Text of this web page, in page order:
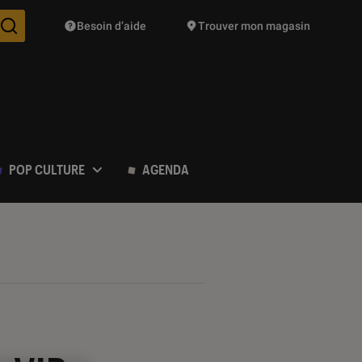
Des suggestions de produits vont vous être proposées
Besoin d’aide Trouver mon magasin
POP CULTURE AGENDA